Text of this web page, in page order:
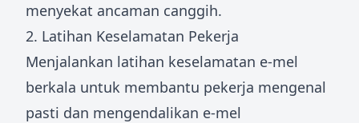
menyekat ancaman canggih.
2. Latihan Keselamatan Pekerja
Menjalankan latihan keselamatan e-mel
berkala untuk membantu pekerja mengenal
pasti dan mengendalikan e-mel